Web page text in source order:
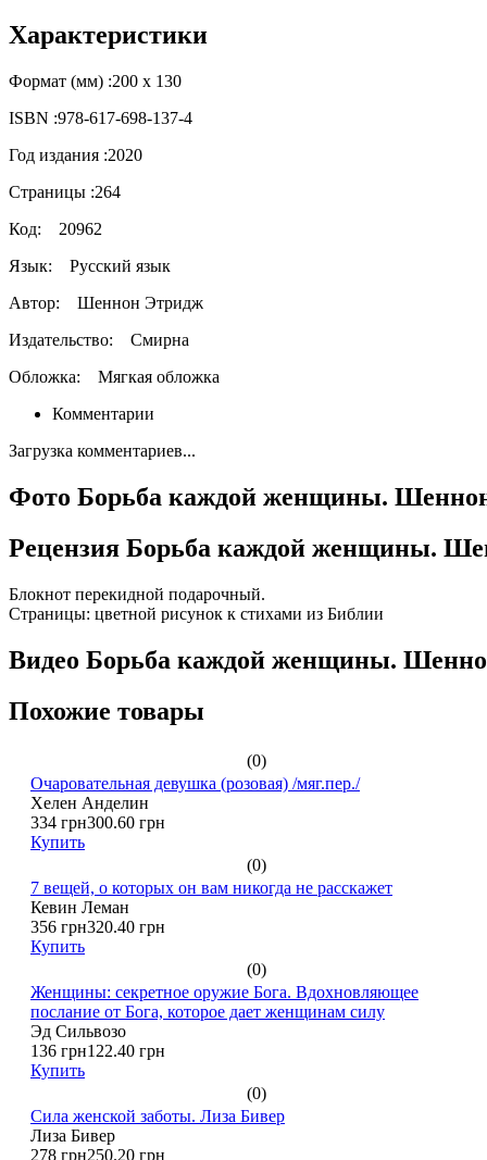
Характеристики
Формат (мм) :200 х 130
ISBN :978-617-698-137-4
Год издания :2020
Страницы :264
Код: 20962
Язык: Русский язык
Автор:
Шеннон Этридж
Издательство:
Смирна
Обложка: Мягкая обложка
Комментарии
Загрузка комментариев...
Фото Борьба каждой женщины.
Рецензия Борьба каждой женщины.
Блокнот перекидной подарочный.
Страницы: цветной рисунок к стихами из Библии
Видео Борьба каждой женщины.
Похожие товары
(0)
Очаровательная девушка (розовая) /мяг.пер./
Хелен Анделин
334 грн300.60 грн
Купить
(0)
7 вещей, о которых он вам никогда не расскажет
Кевин Леман
356 грн320.40 грн
Купить
(0)
Женщины: секретное оружие Бога. Вдохновляющее
послание от Бога, которое дает женщинам силу
Эд Сильвозо
136 грн122.40 грн
Купить
(0)
Сила женской заботы. Лиза Бивер
Лиза Бивер
278 грн250.20 грн